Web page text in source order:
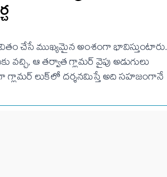
చేసే ముఖ్యమైన అంశంగా భావిస్తుంటారు.
ఆ తర్వాత గ్లామర్ వైపు అడుగులు
లుక్‌లో దర్శనమిస్తే అది సహజంగానే